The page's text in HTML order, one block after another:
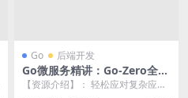
Go 后端开发
Go微服务精讲：Go-Zero全流
程实战即时通讯 | 更新至10章
【资源介绍】： 轻松应对复杂应用